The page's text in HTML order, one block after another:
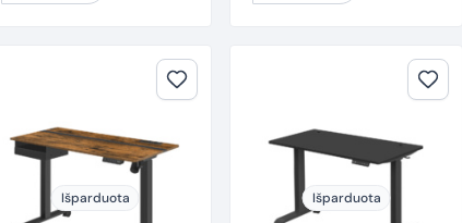
Išparduota Išparduota